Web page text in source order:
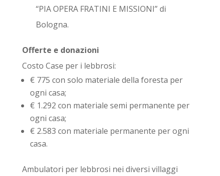
“PIA OPERA FRATINI E MISSIONI” di
Bologna.
Offerte e donazioni
Costo Case per i lebbrosi:
€ 775 con solo materiale della foresta per
ogni casa;
€ 1.292 con materiale semi permanente per
ogni casa;
€ 2.583 con materiale permanente per ogni
casa.
Ambulatori per lebbrosi nei diversi villaggi